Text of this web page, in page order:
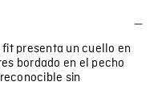
presenta un cuello en
bordado en el pecho
sin